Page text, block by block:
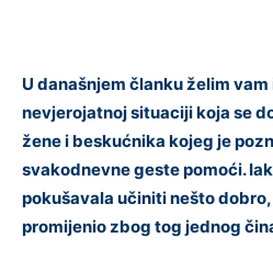
U današnjem članku želim
nevjerojatnoj situaciji koja se
žene i beskućnika kojeg je
svakodnevne geste pomoći.
pokušavala učiniti nešto
promijenio zbog tog jednog